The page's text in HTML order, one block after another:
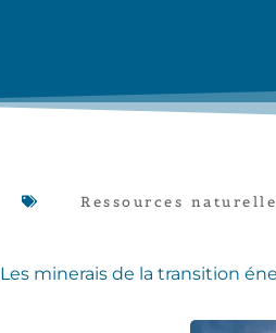
Ressources
Les minerais de la transition